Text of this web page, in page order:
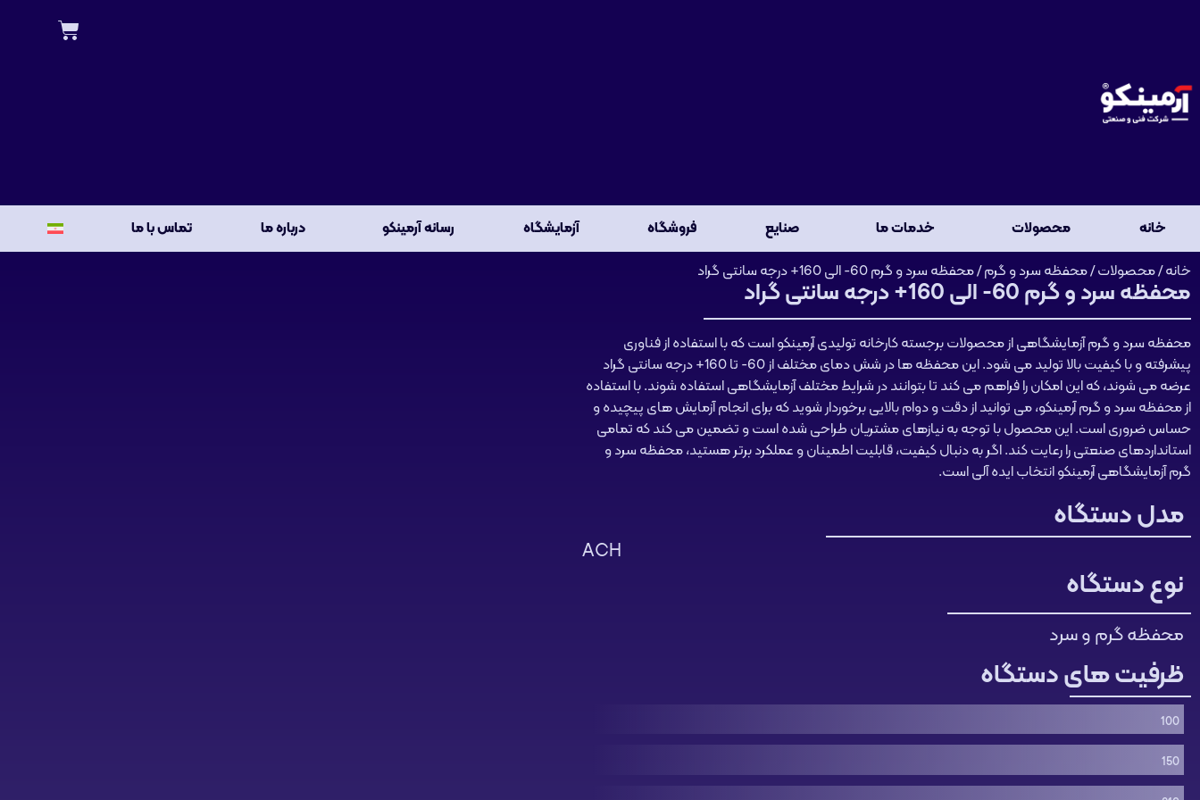
خانه محصولات خدمات ما صنایع فروشگاه آزمایشگاه رسانه آرمینکو درباره ما
تماس با ما
خانه/محصولات/محفظه سرد و گرم/ محفظه سرد و گرم 60- الی 160+ درجه سانتی گراد
محفظه سرد و گرم 60- الی 160+ درجه سانتی گراد
محفظه سرد و گرم آزمایشگاهی از محصولات برجسته کارخانه تولیدی آرمینکو است که با استفاده از فناوری
پیشرفته و با کیفیت بالا تولید می شود. این محفظه ها در شش دمای مختلف از 60- تا 160+ درجه سانتی گراد
عرضه می شوند، که این امکان را فراهم می کند تا بتوانند در شرایط مختلف آزمایشگاهی استفاده شوند. با استفاده
از محفظه سرد و گرم آرمینکو، می توانید از دقت و دوام بالایی برخوردار شوید که برای انجام آزمایش های پیچیده و
حساس ضروری است. این محصول با توجه به نیازهای مشتریان طراحی شده است و تضمین می کند که تمامی
استانداردهای صنعتی را رعایت کند. اگر به دنبال کیفیت، قابلیت اطمینان و عملکرد برتر هستید، محفظه سرد و
گرم آزمایشگاهی آرمینکو انتخاب ایده آلی است.
مدل دستگاه
ACH
نوع دستگاه
محفظه گرم و سرد
ظرفیت های دستگاه
100
150